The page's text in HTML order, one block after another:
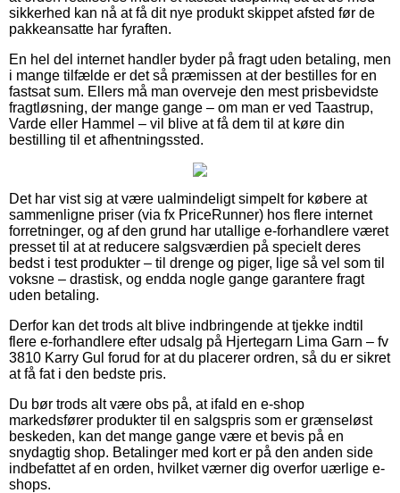
sikkerhed kan nå at få dit nye produkt skippet afsted før de
pakkeansatte har fyraften.
En hel del internet handler byder på fragt uden betaling, men
i mange tilfælde er det så præmissen at der bestilles for en
fastsat sum. Ellers må man overveje den mest prisbevidste
fragtløsning, der mange gange – om man er ved Taastrup,
Varde eller Hammel – vil blive at få dem til at køre din
bestilling til et afhentningssted.
Det har vist sig at være ualmindeligt simpelt for købere at
sammenligne priser (via fx PriceRunner) hos flere internet
forretninger, og af den grund har utallige e-forhandlere været
presset til at at reducere salgsværdien på specielt deres
bedst i test produkter – til drenge og piger, lige så vel som til
voksne – drastisk, og endda nogle gange garantere fragt
uden betaling.
Derfor kan det trods alt blive indbringende at tjekke indtil
flere e-forhandlere efter udsalg på Hjertegarn Lima Garn – fv
3810 Karry Gul forud for at du placerer ordren, så du er sikret
at få fat i den bedste pris.
Du bør trods alt være obs på, at ifald en e-shop
markedsfører produkter til en salgspris som er grænseløst
beskeden, kan det mange gange være et bevis på en
snydagtig shop. Betalinger med kort er på den anden side
indbefattet af en orden, hvilket værner dig overfor uærlige e-
shops.